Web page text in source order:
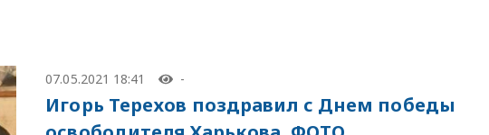
07.05.2021 18:41 -
Игорь Терехов поздравил с Днем победы